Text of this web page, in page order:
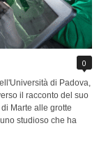
0
di Padova,
il racconto del suo
Marte alle grotte
studioso che ha